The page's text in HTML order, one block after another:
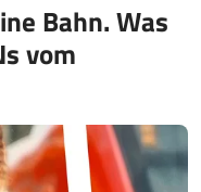
Bahn. Was
vom